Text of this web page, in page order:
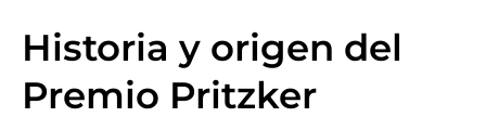
Historia y origen del
Premio Pritzker